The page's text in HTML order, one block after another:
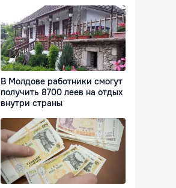
В Молдове работники смогут
получить 8700 леев на отдых
внутри страны